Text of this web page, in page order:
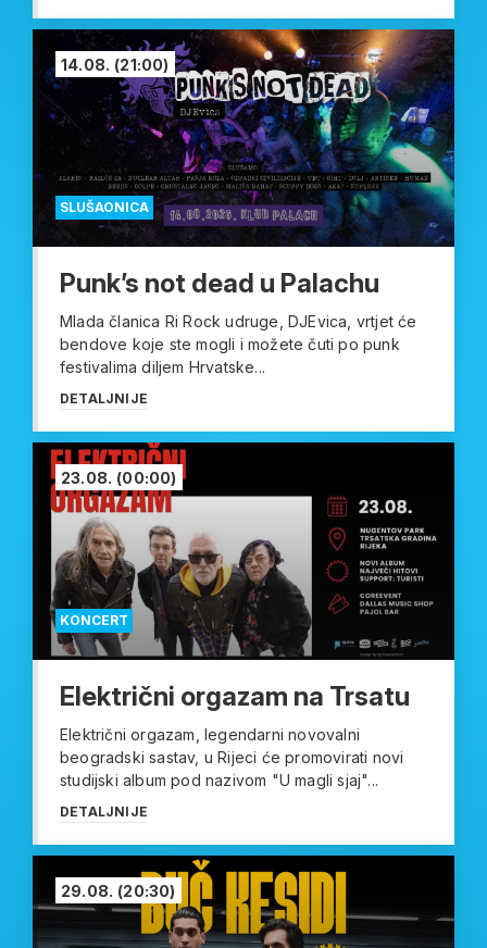
SLUŠAONICA
14.08. (21:00)
Punk’s not dead u Palachu
Mlada članica Ri Rock udruge, DJEvica, vrtjet će
bendove koje ste mogli i možete čuti po punk
festivalima diljem Hrvatske...
DETALJNIJE
KONCERT
23.08. (00:00)
Električni orgazam na Trsatu
Električni orgazam, legendarni novovalni
beogradski sastav, u Rijeci će promovirati novi
studijski album pod nazivom "U magli sjaj"...
DETALJNIJE
29.08. (20:30)